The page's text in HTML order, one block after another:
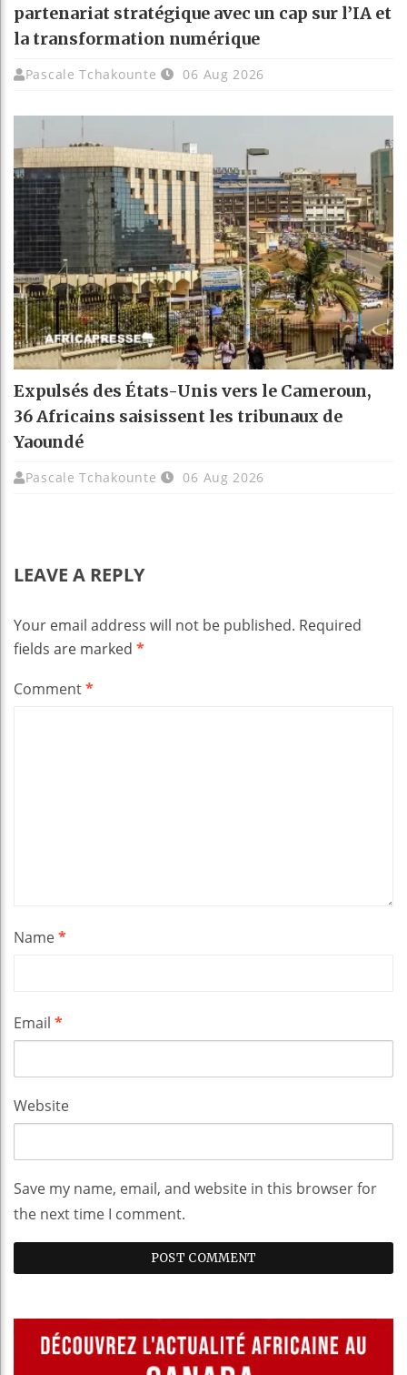
partenariat stratégique avec un cap sur l’IA et
la transformation numérique
Pascale Tchakounte 06 Aug 2026
Expulsés des États-Unis vers le Cameroun,
36 Africains saisissent les tribunaux de
Yaoundé
Pascale Tchakounte 06 Aug 2026
LEAVE A REPLY
Your email address will not be published. Required
fields are marked *
Comment*
Name*
Email *
Website
Save my name, email, and website in this browser for
the next time I comment.